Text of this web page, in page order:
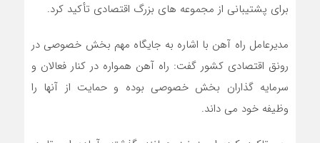
برای پشتیبانی از مجموعه های بزرگ اقتصادی تأکید کرد.
️مدیرعامل راه آهن با اشاره به جایگاه مهم بخش خصوصی در
رونق اقتصادی کشور گفت: راه آهن همواره در کنار فعالان و
سرمایه گذاران بخش خصوصی بوده و حمایت از آنها را
وظیفه خود می داند.